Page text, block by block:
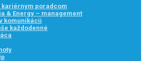
kariérnym poradcom
& Energy – management
komunikácii
každodenné